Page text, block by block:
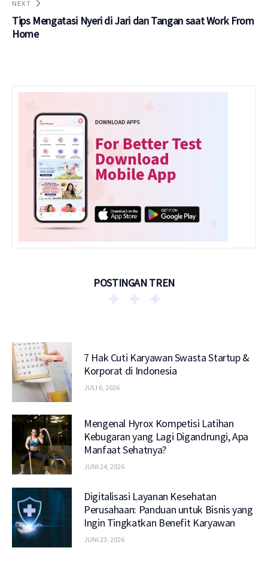
NEXT
Tips Mengatasi Nyeri di Jari dan Tangan saat Work From
Home
POSTINGAN TREN
7 Hak Cuti Karyawan Swasta Startup &
Korporat di Indonesia
JULI 6, 2026
Mengenal Hyrox Kompetisi Latihan
Kebugaran yang Lagi Digandrungi, Apa
Manfaat Sehatnya?
JUNI 24, 2026
Digitalisasi Layanan Kesehatan
Perusahaan: Panduan untuk Bisnis yang
Ingin Tingkatkan Benefit Karyawan
JUNI 23, 2026